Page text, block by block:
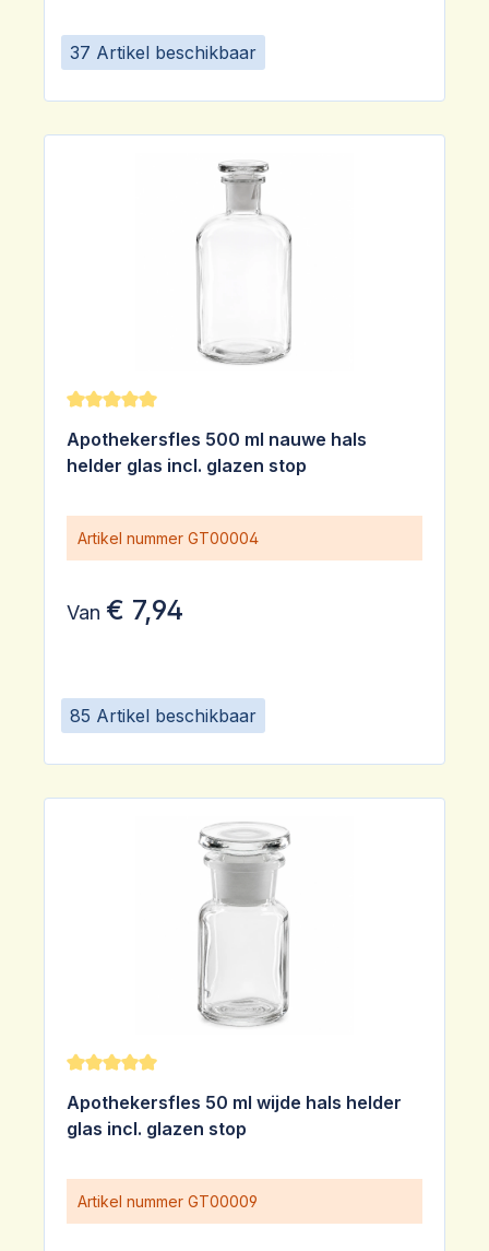
37 Artikel beschikbaar
85 Artikel beschikbaar
Gemiddelde waardering van 5 van 5 sterren
Apothekersfles 500 ml nauwe hals
helder glas incl. glazen stop
Artikel nummer GT00004
Van € 7,94
Gemiddelde waardering van 5 van 5 sterren
Apothekersfles 50 ml wijde hals helder
glas incl. glazen stop
Artikel nummer GT00009